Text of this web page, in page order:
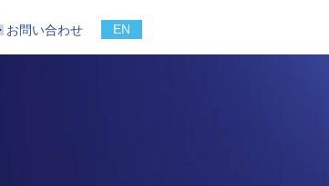
お問い合わせ EN